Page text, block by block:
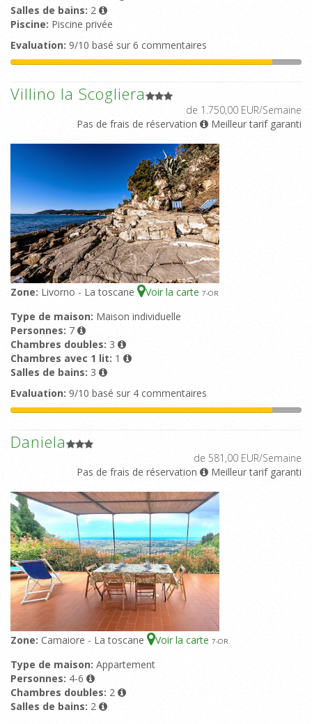
Salles de bains: 2
Piscine: Piscine privée
Evaluation: 9/10 basé sur 6 commentaires
Villino la Scogliera
de 1.750,00 EUR/Semaine
Pas de frais de réservation
Meilleur tarif garanti
Zone: Livorno - La toscane Voir la carte 7-OR
Type de maison: Maison individuelle
Personnes: 7
Chambres doubles: 3
Chambres avec 1 lit: 1
Salles de bains: 3
Evaluation: 9/10 basé sur 4 commentaires
Daniela
de 581,00 EUR/Semaine
Pas de frais de réservation
Meilleur tarif garanti
Zone: Camaiore - La toscane Voir la carte 7-OR
Type de maison: Appartement
Personnes: 4-6
Chambres doubles: 2
Salles de bains: 2